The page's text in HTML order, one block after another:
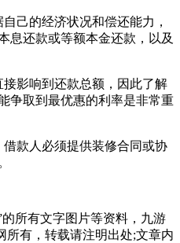
己的经济状况和偿还能力，
息还款或等额本金还款，以及
影响到还款总额，因此了解
争取到最优惠的利率是非常重
款人必须提供装修合同或协
所有文字图片等资料，九游
所有，转载请注明出处;文章内